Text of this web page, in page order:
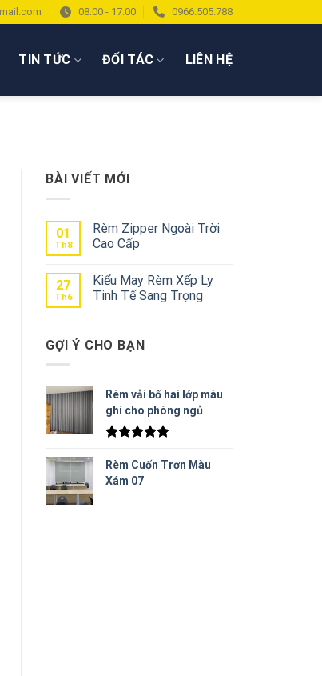
08:00 - 17:00 0966.505.788
TIN TỨC ĐỐI TÁC LIÊN HỆ
BÀI VIẾT MỚI
01
Th8
Rèm Zipper Ngoài Trời
Cao Cấp
27
Th6
Kiểu May Rèm Xếp Ly
Tinh Tế Sang Trọng
GỢI Ý CHO BẠN
Rèm vải bố hai lớp màu
ghi cho phòng ngủ
hạng5.00
5 sao
Rèm Cuốn Trơn Màu
Xám 07